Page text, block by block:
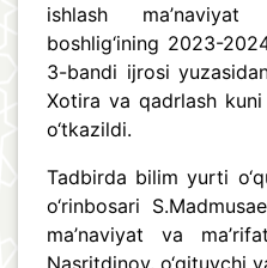
ishlash
boshlig‘ining 2023-
3-bandi ijrosi
Xotira va qadrlash
o‘tkazildi.
Tadbirda bilim yurti
o‘rinbosari
ma’naviyat va